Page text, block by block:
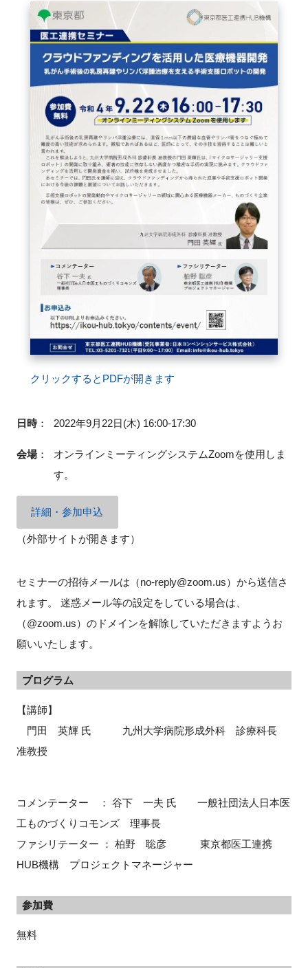
イベントお知らせメール登録
閉じる
クリックするとPDFが開きます
日時： 2022年9月22日(木) 16:00-17:30
会場：
オンラインミーティングシステムZoomを使用しま
す。
詳細・参加申込
（外部サイトが開きます）
セミナーの招待メールは（no-reply@zoom.us）から送信さ
れます。 迷惑メール等の設定をしている場合は、
（@zoom.us）のドメインを解除していただきますようお
願いいたします。
プログラム
【講師】
門田 英輝 氏 九州大学病院形成外科 診療科長
准教授
コメンテーター ： 谷下 一夫 氏 一般社団法人日本医
工ものづくりコモンズ 理事長
ファシリテーター ： 柏野 聡彦 東京都医工連携
HUB機構 プロジェクトマネージャー
参加費
無料